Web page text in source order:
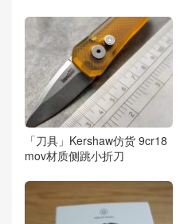
「刀具」Kershaw仿货 9cr18
mov材质侧跳小折刀